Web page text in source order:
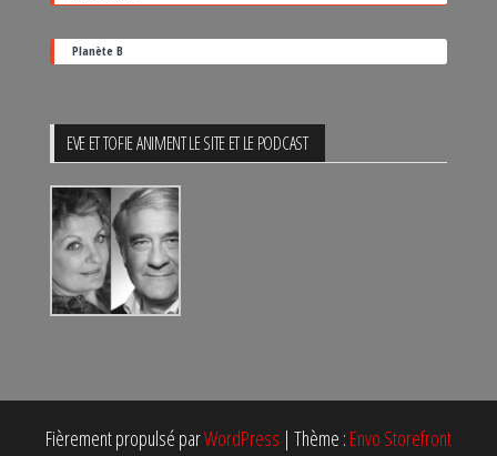
Planète B
EVE ET TOFIE ANIMENT LE SITE ET LE PODCAST
Fièrement propulsé parWordPress | Thème : Envo Storefront